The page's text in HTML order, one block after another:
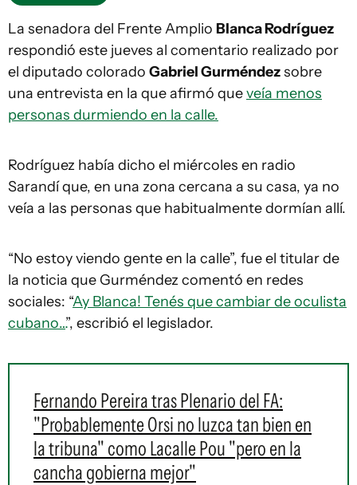
La senadora del Frente Amplio Blanca Rodríguez
respondió este jueves al comentario realizado por
el diputado colorado Gabriel Gurméndezsobre
una entrevista en la que afirmó queveía menos
personas durmiendo en la calle.
Rodríguez había dicho el miércoles en radio
Sarandí que, en una zona cercana a su casa, ya no
veía a las personas que habitualmente dormían allí.
“No estoy viendo gente en la calle”, fue el titular de
la noticia que Gurméndez comentó en redes
sociales: “Ay Blanca! Tenés que cambiar de oculista
cubano…”, escribió el legislador.
Fernando Pereira tras Plenario del FA:
"Probablemente Orsi no luzca tan bien en
la tribuna" como Lacalle Pou "pero en la
cancha gobierna mejor"